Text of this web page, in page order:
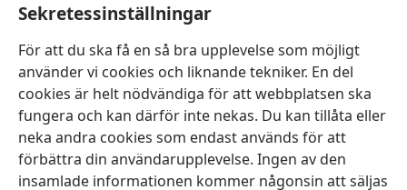
Sekretessinställningar
För att du ska få en så bra upplevelse som möjligt
använder vi cookies och liknande tekniker. En del
cookies är helt nödvändiga för att webbplatsen ska
fungera och kan därför inte nekas. Du kan tillåta eller
neka andra cookies som endast används för att
förbättra din användarupplevelse. Ingen av den
insamlade informationen kommer någonsin att säljas